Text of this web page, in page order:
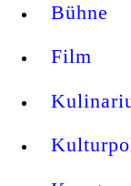
Bühne
Film